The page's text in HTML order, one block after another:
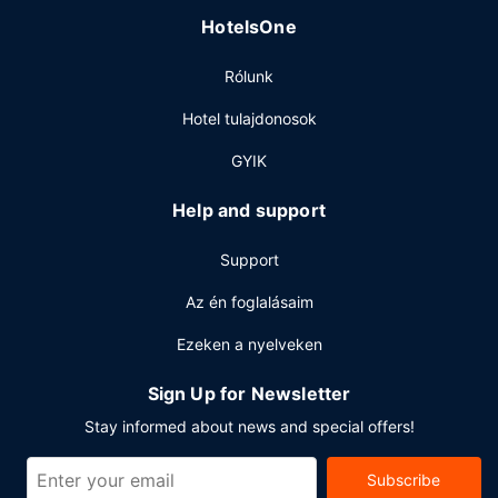
Ha megéheznél, Criollo Restaurant minden napszakra kínál
választhatsz. Ez a helyi étterem helyi konyha ételei
kínálatáról ismert. Ha a szobádban szeretnél enni, arra is
van megoldás: 24 órás szobaszerviz. Kortyolja el kedvenc
italát a szálláshelyen lévő bár/társalgó vagy medence
ellenében elérhető naponta reggeli 6:30 és 11:00 között.
A szálláshelyen ingyenes vezetékes internet-hozzáférés,
24 órában nyitva tartó business center és gyorsított
városában tervez valamilyen eseményt? Ez a(z) hotel
tárgyalótermek céljára fenntartott területtel rendelkezik.
HotelsOne
Rólunk
Hotel tulajdonosok
GYIK
Help and support
Support
Az én foglalásaim
Ezeken a nyelveken
Sign Up for Newsletter
Stay informed about news and special offers!
Subscribe